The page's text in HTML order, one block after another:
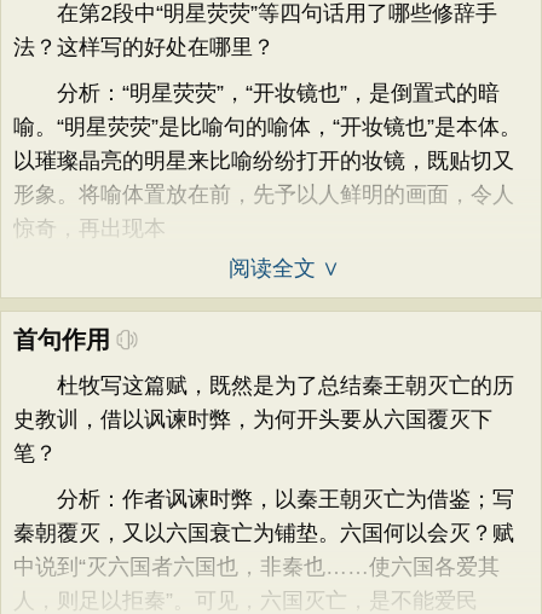
在第2段中“明星荧荧”等四句话用了哪些修辞手
法？这样写的好处在哪里？
分析：“明星荧荧”，“开妆镜也”，是倒置式的暗
喻。“明星荧荧”是比喻句的喻体，“开妆镜也”是本体。
以璀璨晶亮的明星来比喻纷纷打开的妆镜，既贴切又
形象。将喻体置放在前，先予以人鲜明的画面，令人
惊奇，再出现本
阅读全文 ∨
首句作用
杜牧写这篇赋，既然是为了总结秦王朝灭亡的历
史教训，借以讽谏时弊，为何开头要从六国覆灭下
笔？
分析：作者讽谏时弊，以秦王朝灭亡为借鉴；写
秦朝覆灭，又以六国衰亡为铺垫。六国何以会灭？赋
中说到“灭六国者六国也，非秦也……使六国各爱其
人，则足以拒秦”。可见，六国灭亡，是不能爱民